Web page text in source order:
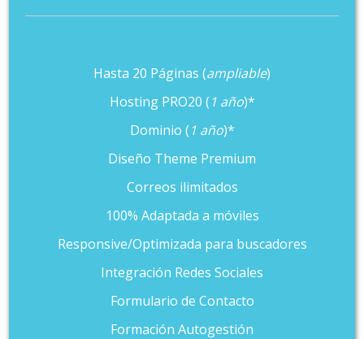
Hasta 20 Páginas (ampliable)
Hosting PRO20 ( 1 año)*
Dominio ( 1 año)*
Diseño Theme Premium
Correos ilimitados
100% Adaptada a móviles
Responsive/Optimizada para buscadores
Integración Redes Sociales
Formulario de Contacto
Formación Autogestión